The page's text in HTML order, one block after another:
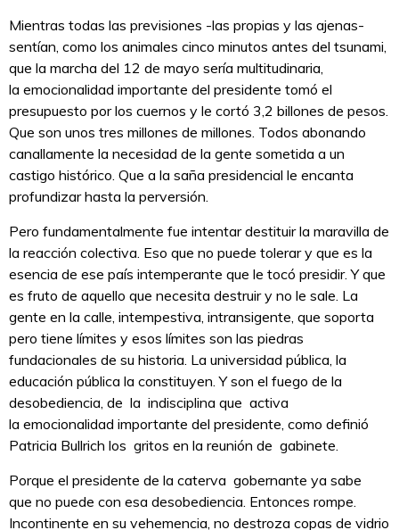
Mientras todas las previsiones -las propias y las ajenas-
sentían, como los animales cinco minutos antes del tsunami,
que la marcha del 12 de mayo sería multitudinaria,
la emocionalidad importante del presidente tomó el
presupuesto por los cuernos y le cortó 3,2 billones de pesos.
Que son unos tres millones de millones. Todos abonando
canallamente la necesidad de la gente sometida a un
castigo histórico. Que a la saña presidencial le encanta
profundizar hasta la perversión.
Pero fundamentalmente fue intentar destituir la maravilla de
la reacción colectiva. Eso que no puede tolerar y que es la
esencia de ese país intemperante que le tocó presidir. Y que
es fruto de aquello que necesita destruir y no le sale. La
gente en la calle, intempestiva, intransigente, que soporta
pero tiene límites y esos límites son las piedras
fundacionales de su historia. La universidad pública, la
educación pública la constituyen. Y son el fuego de la
desobediencia, de la indisciplina que activa
la emocionalidad importante del presidente, como definió
Patricia Bullrich los gritos en la reunión de gabinete.
Porque el presidente de la caterva gobernante ya sabe
que no puede con esa desobediencia. Entonces rompe.
Incontinente en su vehemencia, no destroza copas de vidrio